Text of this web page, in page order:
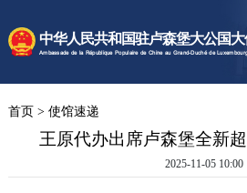
中华人民共和国驻卢森堡大公国
Ambassade de la République Populaire de Chine au Grand-Duché de
使馆速递
卢森堡概况
首页 > 使馆速递
王原代办出席卢森堡全新
2025-11-05 10:00